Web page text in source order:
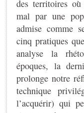
des territoires
mal par une
admise comme
cinq pratiques
analyse la
époques, la
prolonge notre
technique
l’acquérir) qui